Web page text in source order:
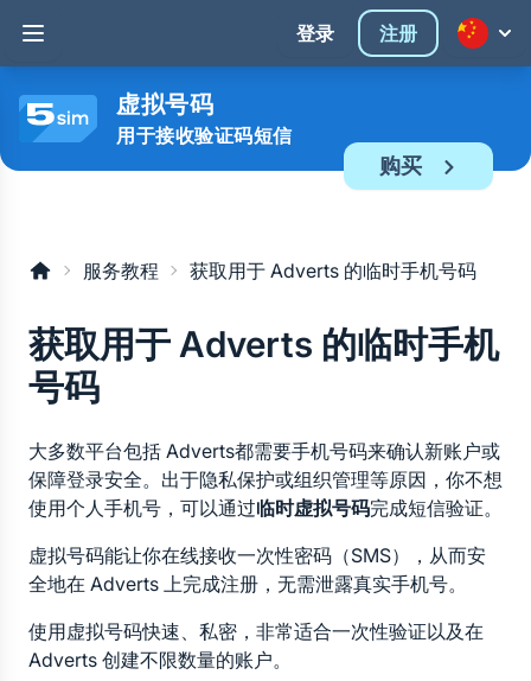
登录 注册
虚拟号码
用于接收验证码短信
购买
服务教程 获取用于 Adverts 的临时手机号码
获取用于 Adverts 的临时手机
号码
大多数平台包括 Adverts都需要手机号码来确认新账户或
保障登录安全。出于隐私保护或组织管理等原因，你不想
使用个人手机号，可以通过临时虚拟号码完成短信验证。
虚拟号码能让你在线接收一次性密码（SMS），从而安
全地在 Adverts 上完成注册，无需泄露真实手机号。
使用虚拟号码快速、私密，非常适合一次性验证以及在
Adverts 创建不限数量的账户。